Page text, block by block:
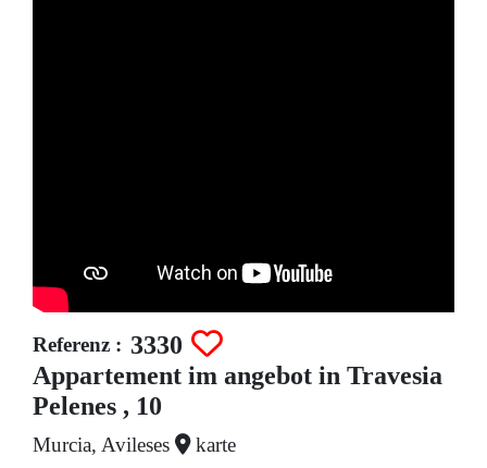
Referenz : 3330
Appartement im angebot in Travesia
Pelenes , 10
Murcia, Avileses karte